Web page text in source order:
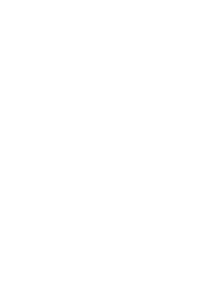
Salah
s
Miami, pri
góly